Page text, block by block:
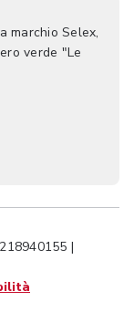
marchio Selex,
verde "Le
|